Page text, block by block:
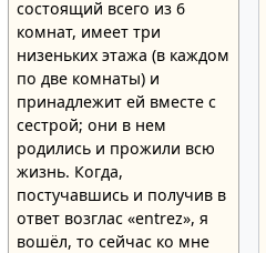
состоящий всего из 6
комнат, имеет три
низеньких этажа (в каждом
по две комнаты) и
принадлежит ей вместе с
сестрой; они в нем
родились и прожили всю
жизнь. Когда,
постучавшись и получив в
ответ возглас «entrez», я
вошёл, то сейчас ко мне